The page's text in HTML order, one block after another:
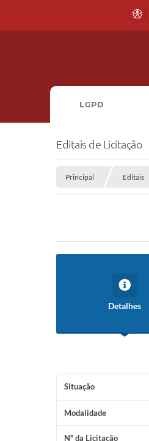
LGPD
Editais de Licitação
Principal Editais
Detalhes
Situação
Modalidade
Nº da Licitação